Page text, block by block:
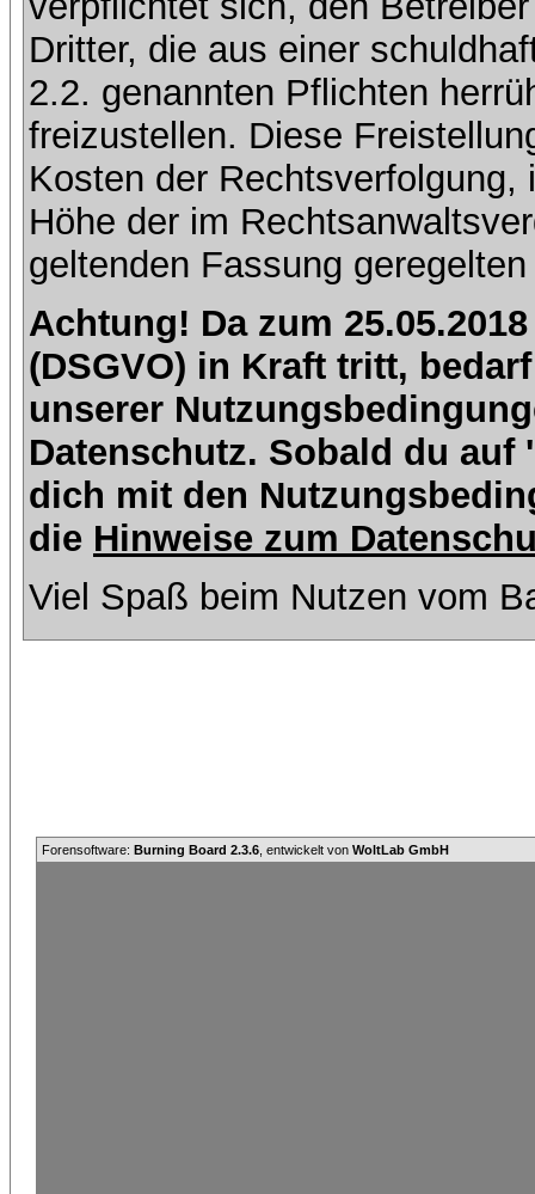
Dritter, die aus einer
2.2. genannten Pflichten
freizustellen. Diese
Kosten der
Höhe der im
geltenden Fassung
Achtung! Da zum
(DSGVO) in Kraft tritt,
unserer
Datenschutz. Sobald du
dich mit den
die Hinweise zum
Viel Spaß beim Nutzen vom
Forensoftware: Burning Board 2.3.6 , entwickelt von WoltLab GmbH